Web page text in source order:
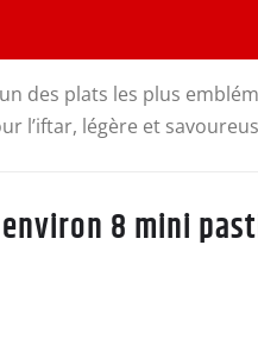
des plats les plus
l’iftar, légère et
8 mini